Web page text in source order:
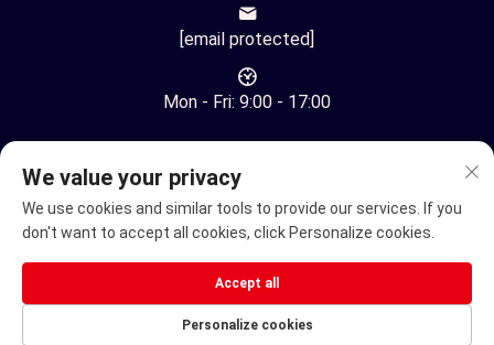
[email protected]
Mon - Fri: 9:00 - 17:00
Co., Ltd. Todos os Direitos Reservados -
Privacidade
Cadeira de rodas elétrica Scooter Elétrico de Mobilidade
We value your privacy
We use cookies and similar tools to provide our services. If you
don't want to accept all cookies, click Personalize cookies.
Personalize cookies
Accept all